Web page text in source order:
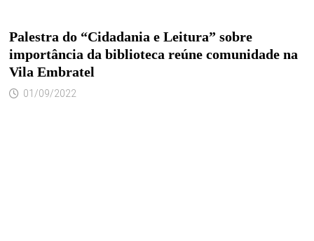
Palestra do “Cidadania e Leitura” sobre
importância da biblioteca reúne comunidade na
Vila Embratel
01/09/2022